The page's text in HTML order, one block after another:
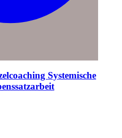
Systemische